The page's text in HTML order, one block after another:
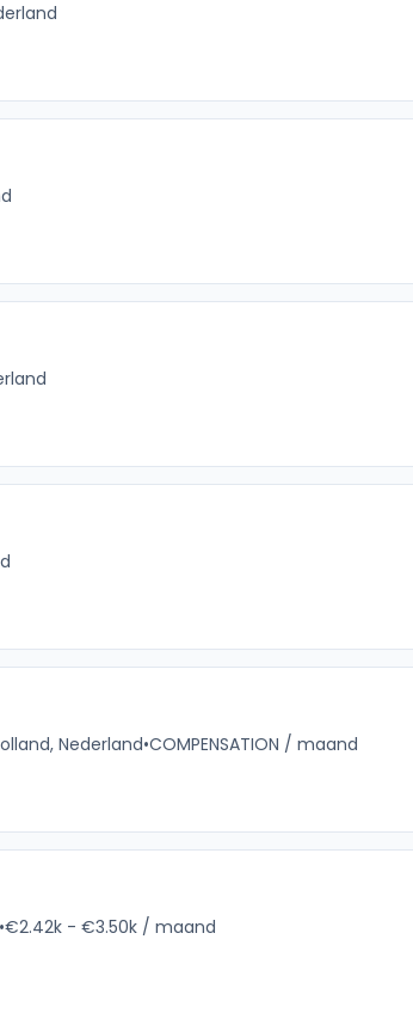
Nederland•COMPENSATION / maand
•€2.42k - €3.50k / maand